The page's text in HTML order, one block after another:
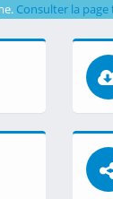
Consulter la